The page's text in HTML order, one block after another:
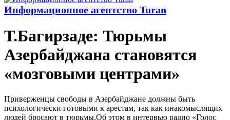
Информационное агентство Turan
Т.Багирзаде: Тюрьмы
Азербайджана становятся
«мозговыми центрами»
Приверженцы свободы в Азербайджане должны быть
психологически готовыми к арестам, так как инакомыслящих
людей бросают в тюрьмы.Об этом в интервью радио «Голос